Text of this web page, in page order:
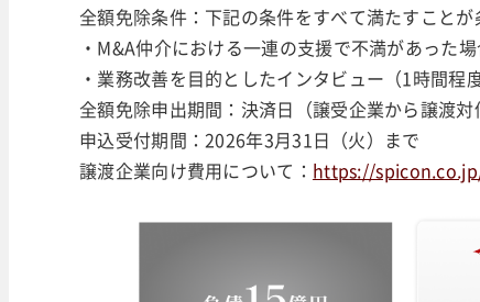
全額免除条件：下記の条件をすべて満たすこと
・M&A仲介における一連の支援で不満があった
・業務改善を目的としたインタビュー（1時間
全額免除申出期間：決済日（譲受企業から譲渡
申込受付期間：2026年3月31日（火）まで
譲渡企業向け費用について： https://